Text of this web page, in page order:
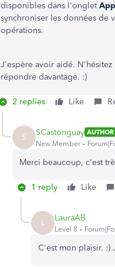
disponibles dans l'onglet
synchroniser les données de
opérations.
J'espère avoir aidé. N'hésitez
répondre davantage. :)
2 replies Like
S SCastonguay AUTHOR
New Member
Merci beaucoup, c'est
1 reply Like
L LauraAB
Level 8
C'est mon plaisir. :)